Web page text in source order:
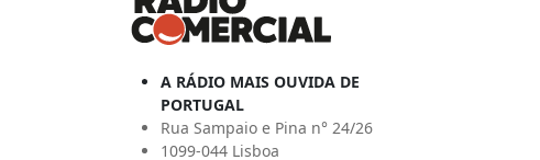
A RÁDIO MAIS OUVIDA DE
PORTUGAL
Rua Sampaio e Pina n° 24/26
1099-044 Lisboa